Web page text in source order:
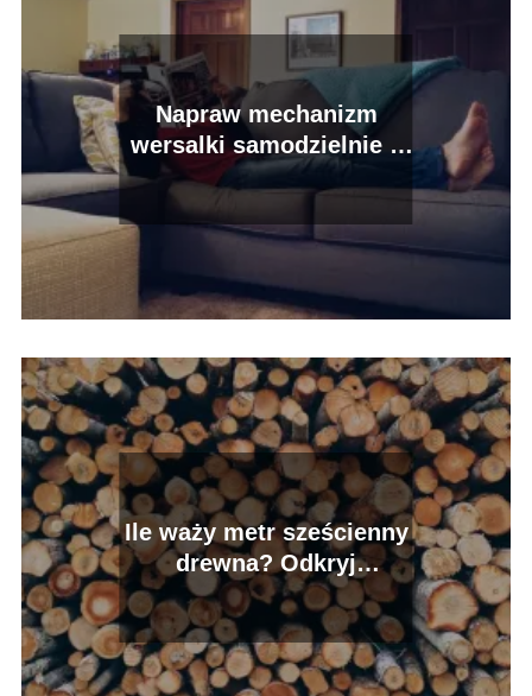
Napraw mechanizm
wersalki samodzielnie –
poradnik
Ile waży metr sześcienny
drewna? Odkryj
tajemnice masy drewna!